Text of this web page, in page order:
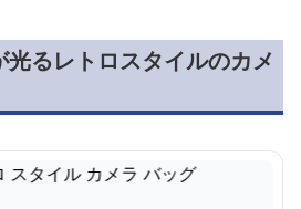
るレトロスタイルのカメ